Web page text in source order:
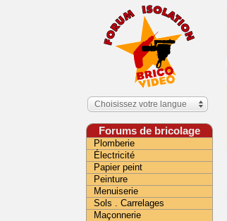
Choisissez votre langue
Forums de bricolage
Plomberie
Électricité
Papier peint
Peinture
Menuiserie
Sols . Carrelages
Maçonnerie